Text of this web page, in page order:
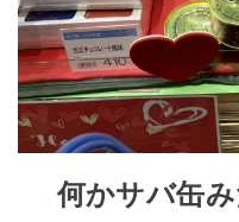
何かサバ缶